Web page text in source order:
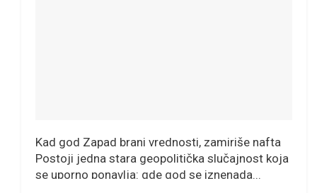
Kad god Zapad brani vrednosti, zamiriše nafta
Postoji jedna stara geopolitička slučajnost koja
se uporno ponavlja: gde god se iznenada...